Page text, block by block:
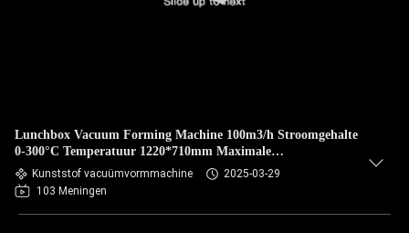
Lunchbox Vacuum Forming Machine 100m3/h Stroomgehalte
0-300°C Temperatuur 1220*710mm Maximale
vormingsplaats
Kunststof vacuümvormmachine
2025-03-29
103 Meningen